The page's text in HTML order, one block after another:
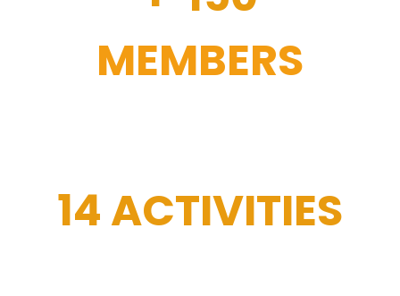
MEMBERS
14 ACTIVITIES